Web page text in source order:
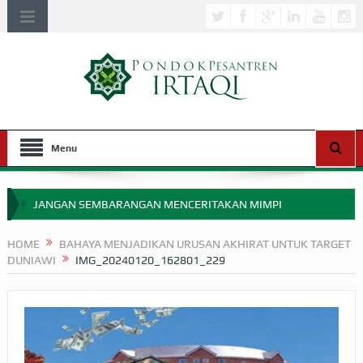
Menu
JANGAN SEMBARANGAN MENCERITAKAN MIMPI
MIMPI YANG DIABAIKAN MENJELANG PERANG BADAR
SEBELUM TIBA SAAT WAJIB?
HAKIKAT NIKMAT DI DUNIA!
HOME
BAHAYA MENJADIKAN URUSAN AKHIRAT UNTUK TARGET
DUNIAWI
IMG_20240120_162801_229